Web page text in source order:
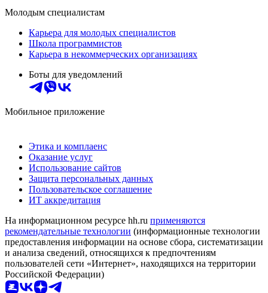
Молодым специалистам
Карьера для молодых специалистов
Школа программистов
Карьера в некоммерческих организациях
Боты для уведомлений
Мобильное приложение
Этика и комплаенс
Оказание услуг
Использование сайтов
Защита персональных данных
Пользовательское соглашение
ИТ аккредитация
На информационном ресурсе hh.ru применяются
рекомендательные технологии (информационные технологии
предоставления информации на основе сбора, систематизации
и анализа сведений, относящихся к предпочтениям
пользователей сети «Интернет», находящихся на территории
Российской Федерации)